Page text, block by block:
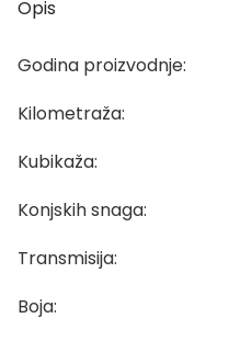
Opis
Godina proizvodnje:
Kilometraža:
Kubikaža:
Konjskih snaga:
Transmisija:
Boja: